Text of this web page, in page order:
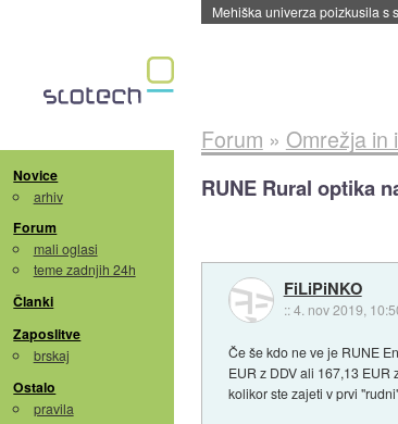
Evropska vesoljska agencija
Novice
arhiv
Forum
mali oglasi
teme zadnjih 24h
Članki
Zaposlitve
brskaj
Ostalo
pravila
Forum » Omrežja in
RUNE Rural optika
FiLiPiNKO
::4. nov 2019,
Če še kdo ne ve je RUNE
EUR z DDV ali 167,13
kolikor ste zajeti v prvi